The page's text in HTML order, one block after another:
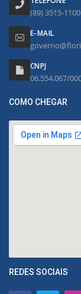
(89) 3515-1100
E-MAIL
CNPJ
06.554.067/
COMO CHEGAR
REDES SOCIAIS